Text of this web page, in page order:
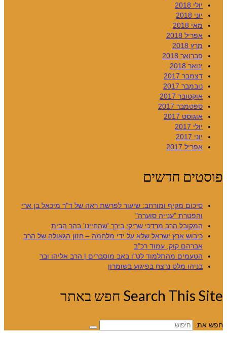
יולי 2018
יוני 2018
מאי 2018
אפריל 2018
מרץ 2018
פברואר 2018
ינואר 2018
דצמבר 2017
נובמבר 2017
אוקטובר 2017
ספטמבר 2017
אוגוסט 2017
יולי 2017
יוני 2017
אפריל 2017
פוסטים חדשים
סיכום מקיף ומורחב: שיעור לפרשת ראה של ד"ר מיכאל בן ארי
והפטרת "ענייה סוערה"
המקובל הרב מרדכי שריקי בירך 'שהחיינו' בהר הבית
כיבוש ארץ ישראל שלא על ידי מלחמה – חזון הגאולה של הרב
אברהם קוק, עמוד רכ"ב
הטעמים מהתלמוד לט"ו באב מוסברים | הרב אליהו ובר
בניהו מלט נרצח בפיגוע בשומרון
Search This Site חפש באתר
חפש את: